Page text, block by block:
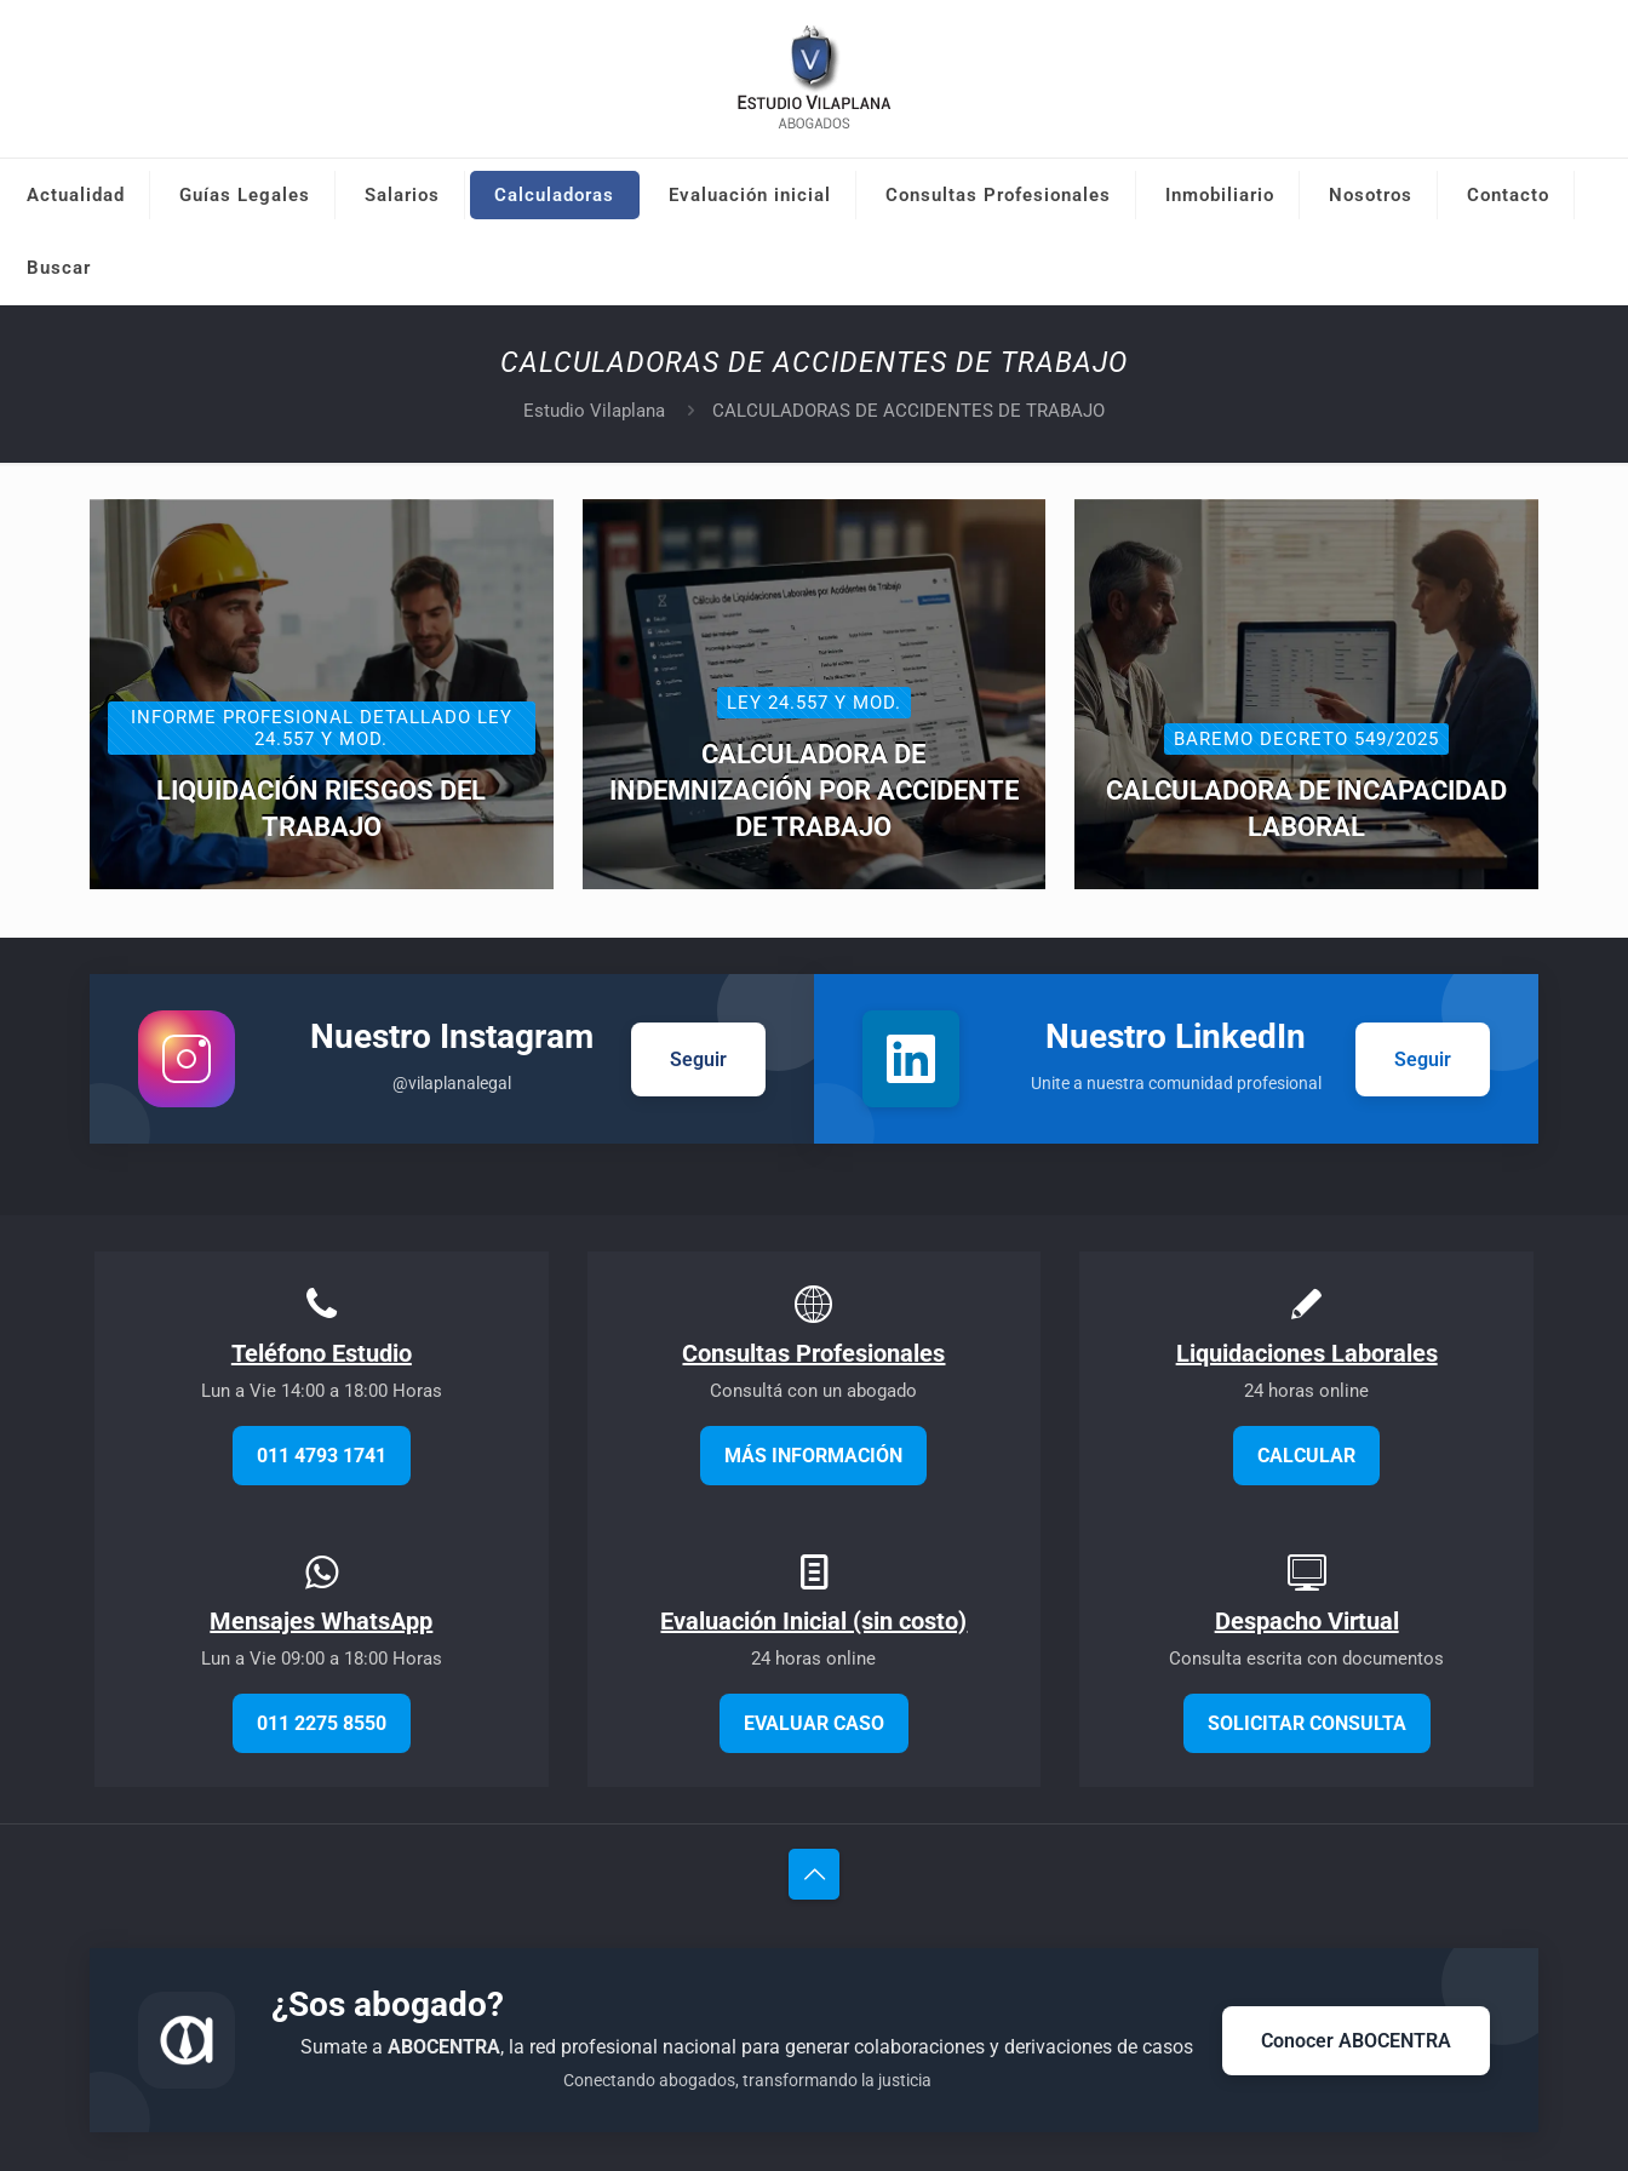
Actualidad Guías Legales Salarios Calculadoras Evaluación inicial Consultas Profesionales Inmobiliario Nosotros Contacto
Buscar
CALCULADORAS DE ACCIDENTES DE TRABAJO
Estudio Vilaplana CALCULADORAS DE ACCIDENTES DE TRABAJO
INFORME PROFESIONAL DETALLADO LEY
24.557 Y MOD.
LIQUIDACIÓN RIESGOS DEL
TRABAJO
LEY 24.557 Y MOD.
CALCULADORA DE
INDEMNIZACIÓN POR ACCIDENTE
DE TRABAJO
BAREMO DECRETO 549/2025
CALCULADORA DE INCAPACIDAD
LABORAL
Nuestro Instagram
@vilaplanalegal
Seguir
Nuestro LinkedIn
Unite a nuestra comunidad profesional
Seguir
Teléfono Estudio
Lun a Vie 14:00 a 18:00 Horas
011 4793 1741
Mensajes WhatsApp
Lun a Vie 09:00 a 18:00 Horas
011 2275 8550
Consultas Profesionales
Consultá con un abogado
MÁS INFORMACIÓN
Evaluación Inicial (sin costo)
24 horas online
EVALUAR CASO
Liquidaciones Laborales
24 horas online
CALCULAR
Despacho Virtual
Consulta escrita con documentos
SOLICITAR CONSULTA
¿Sos abogado?
Sumate a ABOCENTRA, la red profesional nacional para generar colaboraciones y derivaciones de casos
Conectando abogados, transformando la justicia
Conocer ABOCENTRA